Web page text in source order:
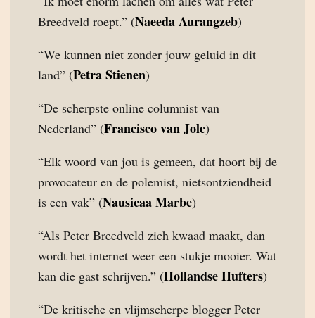
Breedveld roept.” (Naeeda Aurangzeb)
“We kunnen niet zonder jouw geluid in dit
land” (Petra Stienen)
“De scherpste online columnist van
Nederland” (Francisco van Jole)
“Elk woord van jou is gemeen, dat hoort bij de
provocateur en de polemist, nietsontziendheid
is een vak” (Nausicaa Marbe)
“Als Peter Breedveld zich kwaad maakt, dan
wordt het internet weer een stukje mooier. Wat
kan die gast schrijven.” (Hollandse Hufters)
“De kritische en vlijmscherpe blogger Peter